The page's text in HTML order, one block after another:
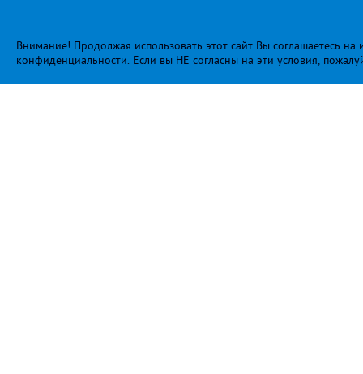
Внимание! Продолжая использовать этот сайт Вы соглашаетесь
конфиденциальности. Если вы НЕ согласны на эти условия,